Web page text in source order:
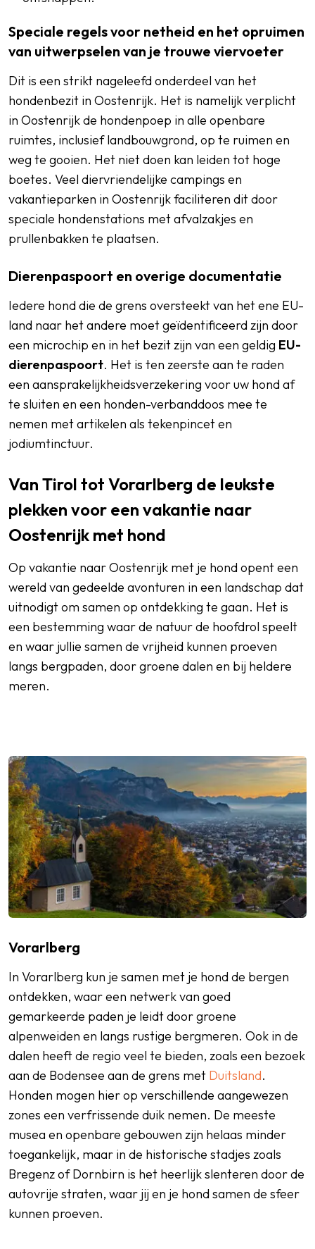
Speciale regels voor netheid en het opruimen
van uitwerpselen van je trouwe viervoeter
Dit is een strikt nageleefd onderdeel van het
hondenbezit in Oostenrijk. Het is namelijk verplicht
in Oostenrijk de hondenpoep in alle openbare
ruimtes, inclusief landbouwgrond, op te ruimen en
weg te gooien. Het niet doen kan leiden tot hoge
boetes. Veel diervriendelijke campings en
vakantieparken in Oostenrijk faciliteren dit door
speciale hondenstations met afvalzakjes en
prullenbakken te plaatsen.
Dierenpaspoort en overige documentatie
Iedere hond die de grens oversteekt van het ene EU-
land naar het andere moet geïdentificeerd zijn door
een microchip en in het bezit zijn van een geldig EU-
dierenpaspoort. Het is ten zeerste aan te raden
een aansprakelijkheidsverzekering voor uw hond af
te sluiten en een honden-verbanddoos mee te
nemen met artikelen als tekenpincet en
jodiumtinctuur.
Van Tirol tot Vorarlberg de leukste
plekken voor een vakantie naar
Oostenrijk met hond
Op vakantie naar Oostenrijk met je hond opent een
wereld van gedeelde avonturen in een landschap dat
uitnodigt om samen op ontdekking te gaan. Het is
een bestemming waar de natuur de hoofdrol speelt
en waar jullie samen de vrijheid kunnen proeven
langs bergpaden, door groene dalen en bij heldere
meren.
Vorarlberg
In Vorarlberg kun je samen met je hond de bergen
ontdekken, waar een netwerk van goed
gemarkeerde paden je leidt door groene
alpenweiden en langs rustige bergmeren. Ook in de
dalen heeft de regio veel te bieden, zoals een bezoek
aan de Bodensee aan de grens met Duitsland.
Honden mogen hier op verschillende aangewezen
zones een verfrissende duik nemen. De meeste
musea en openbare gebouwen zijn helaas minder
toegankelijk, maar in de historische stadjes zoals
Bregenz of Dornbirn is het heerlijk slenteren door de
autovrije straten, waar jij en je hond samen de sfeer
kunnen proeven.